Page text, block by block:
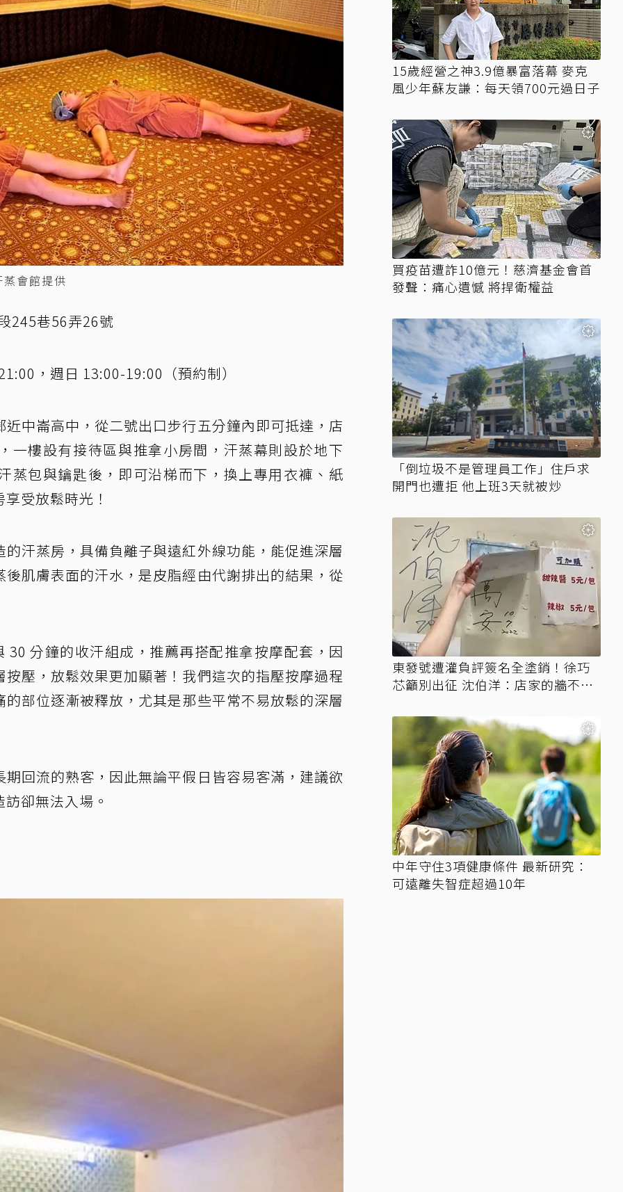
會館提供
245巷56弄26號
，週日 13:00-19:00（預約制）
中崙高中，從二號出口步行五分鐘內即可抵達，店
一樓設有接待區與推拿小房間，汗蒸幕則設於地下
蒸包與鑰匙後，即可沿梯而下，換上專用衣褲、紙
受放鬆時光！
汗蒸房，具備負離子與遠紅外線功能，能促進深層
肌膚表面的汗水，是皮脂經由代謝排出的結果，從
30 分鐘的收汗組成，推薦再搭配推拿按摩配套，因
壓，放鬆效果更加顯著！我們這次的指壓按摩過程
部位逐漸被釋放，尤其是那些平常不易放鬆的深層
回流的熟客，因此無論平假日皆容易客滿，建議欲
卻無法入場。
15歲經營之神3.9億暴富落幕 麥克
風少年蘇友謙：每天領700元過日子
買疫苗遭詐10億元！慈濟基金會首
發聲：痛心遺憾 將捍衛權益
「倒垃圾不是管理員工作」住戶求
開門也遭拒 他上班3天就被炒
東發號遭灌負評簽名全塗銷！徐巧
芯籲別出征 沈伯洋：店家的牆不需
中年守住3項健康條件 最新研究：
可遠離失智症超過10年